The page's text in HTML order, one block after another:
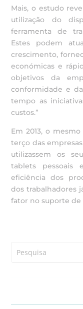
Mais, o estudo
utilização do
ferramenta de
Estes podem
crescimento,
económicas e
objetivos da
conformidade e
tempo as
custos.”
Em 2013, o
terço das
utilizassem os
tablets pessoais
eficiência dos
dos trabalhadores
fator no suporte de